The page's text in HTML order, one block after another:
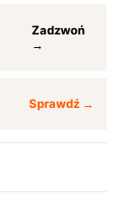
Zadzwoń
→
Sprawdź →